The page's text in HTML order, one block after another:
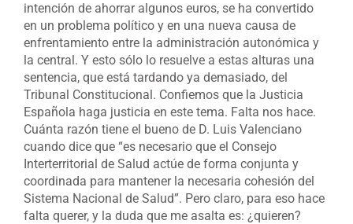
intención de ahorrar algunos euros, se ha convertido
en un problema político y en una nueva causa de
enfrentamiento entre la administración autonómica y
la central. Y esto sólo lo resuelve a estas alturas una
sentencia, que está tardando ya demasiado, del
Tribunal Constitucional. Confiemos que la Justicia
Española haga justicia en este tema. Falta nos hace.
Cuánta razón tiene el bueno de D. Luis Valenciano
cuando dice que “es necesario que el Consejo
Interterritorial de Salud actúe de forma conjunta y
coordinada para mantener la necesaria cohesión del
Sistema Nacional de Salud”. Pero claro, para eso hace
falta querer, y la duda que me asalta es: ¿quieren?